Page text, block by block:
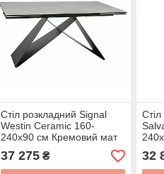
Стіл розкладний Signal
Westin Ceramic 160-
240х90 см Кремовий мат
ніжки чорни мат
WESTINKRC160
37 275₴ 32